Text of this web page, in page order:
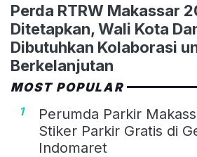
Perda RTRW Makassar
Ditetapkan, Wali Kota
Dibutuhkan Kolaborasi
Berkelanjutan
MOST POPULAR
1
Perumda Parkir
Stiker Parkir Gratis di
Indomaret